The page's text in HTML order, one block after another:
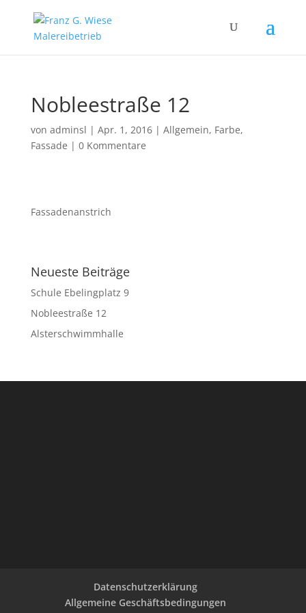
Nobleestraße 12
von adminsl | Apr. 1, 2016| Allgemein, Farbe,
Fassade | 0 Kommentare
Fassadenanstrich
Neueste Beiträge
Schule Ebelingplatz 9
Nobleestraße 12
Alsterschwimmhalle
Datenschutzerklärung
Allgemeine Geschäftsbedingungen